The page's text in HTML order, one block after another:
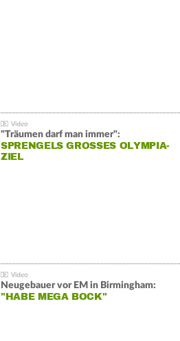
"Träumen darf man immer":
SPRENGELS GROSSES OLYMPIA-Z
IEL
Neugebauer vor EM in Birmingham:
"HABE MEGA BOCK"